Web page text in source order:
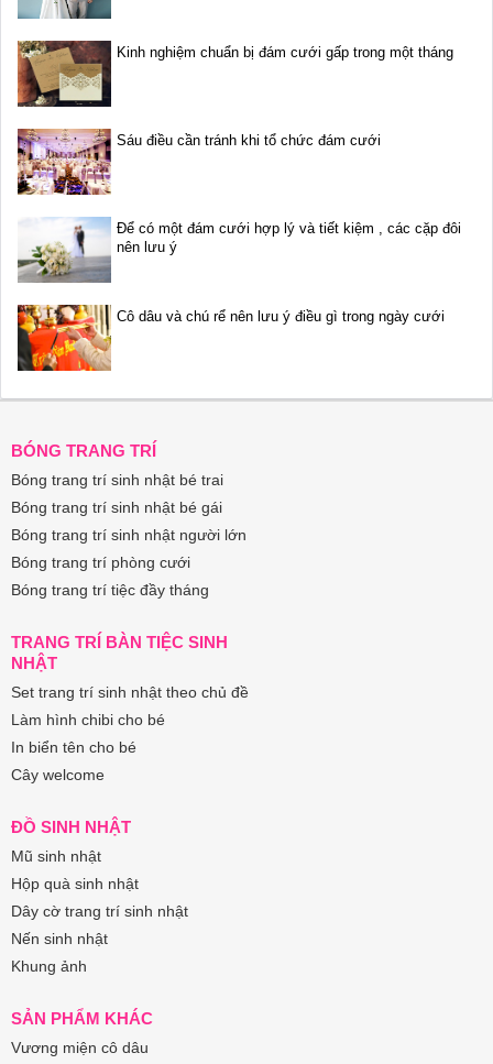
Kinh nghiệm chuẩn bị đám cưới gấp trong một tháng
Sáu điều cần tránh khi tổ chức đám cưới
Để có một đám cưới hợp lý và tiết kiệm , các cặp đôi
nên lưu ý
Cô dâu và chú rể nên lưu ý điều gì trong ngày cưới
BÓNG TRANG TRÍ
Bóng trang trí sinh nhật bé trai
Bóng trang trí sinh nhật bé gái
Bóng trang trí sinh nhật người lớn
Bóng trang trí phòng cưới
Bóng trang trí tiệc đầy tháng
TRANG TRÍ BÀN TIỆC SINH
NHẬT
Set trang trí sinh nhật theo chủ đề
Làm hình chibi cho bé
In biển tên cho bé
Cây welcome
ĐỒ SINH NHẬT
Mũ sinh nhật
Hộp quà sinh nhật
Dây cờ trang trí sinh nhật
Nến sinh nhật
Khung ảnh
SẢN PHẨM KHÁC
Vương miện cô dâu